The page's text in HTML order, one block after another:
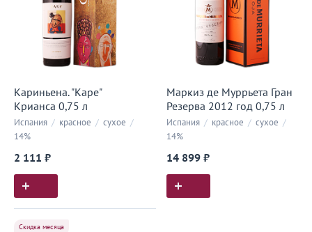
Кариньена. "Каре"
Крианса 0,75 л
Испания / красное / сухое /
14%
2 111 ₽
Маркиз де Муррьета Гран
Резерва 2012 год 0,75 л
Испания / красное / сухое /
14%
14 899 ₽
Скидка месяца